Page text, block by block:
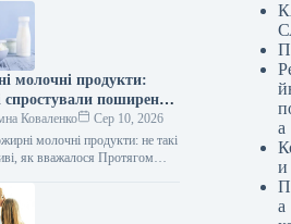
молочні продукти:
спростували поширений
Коваленко
Сер 10, 2026
молочні продукти: не такі
як вважалося Протягом
обирати знежирені або з
вмістом жиру…
а
и
а